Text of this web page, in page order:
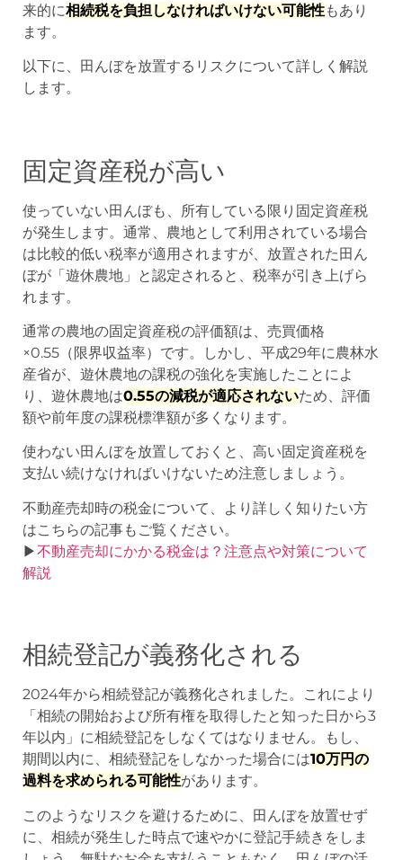
来的に相続税を負担しなければいけない可能性もあり
ます。
以下に、田んぼを放置するリスクについて詳しく解説
します。
固定資産税が高い
使っていない田んぼも、所有している限り固定資産税
が発生します。通常、農地として利用されている場合
は比較的低い税率が適用されますが、放置された田ん
ぼが「遊休農地」と認定されると、税率が引き上げら
れます。
通常の農地の固定資産税の評価額は、売買価格
×0.55（限界収益率）です。しかし、平成29年に農林水
産省が、遊休農地の課税の強化を実施したことによ
り、遊休農地は0.55の減税が適応されないため、評価
額や前年度の課税標準額が多くなります。
使わない田んぼを放置しておくと、高い固定資産税を
支払い続けなければいけないため注意しましょう。
不動産売却時の税金について、より詳しく知りたい方
はこちらの記事もご覧ください。
▶︎不動産売却にかかる税金は？注意点や対策について
解説
相続登記が義務化される
2024年から相続登記が義務化されました。これにより
「相続の開始および所有権を取得したと知った日から3
年以内」に相続登記をしなくてはなりません。もし、
期間以内に、相続登記をしなかった場合には10万円の
過料を求められる可能性があります。
このようなリスクを避けるために、田んぼを放置せず
に、相続が発生した時点で速やかに登記手続きをしま